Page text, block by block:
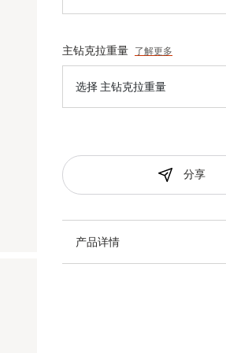
主钻克拉重量 了解更多
选择 主钻克拉重量
分享
产品详情